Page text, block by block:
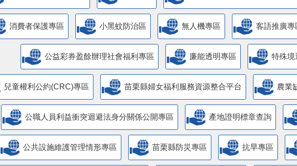
消費者保護專區 小黑蚊防治區 無人機專區 客語推廣專
公益彩券盈餘辦理社會福利專區 廉能透明專區 特殊境
兒童權利公約(CRC)專區 苗栗縣婦女福利服務資源整合平台 農業
公職人員利益衝突迴避法身分關係公開專區 產地證明標章查詢
​公共設施維護管理情形專區 苗栗縣防災專區 抗旱專區